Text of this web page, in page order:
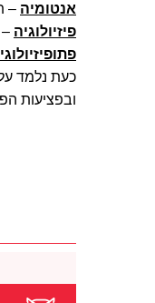
אנטומיה –
פיזיולוגיה
כעת נלמד
ובפציעות